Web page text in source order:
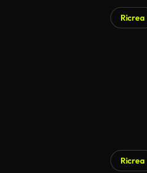
Ricrea
Ricrea